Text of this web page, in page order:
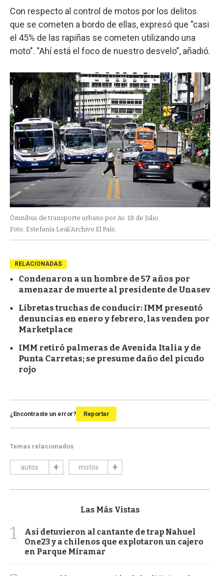
Con respecto al control de motos por los delitos
que se cometen a bordo de ellas, expresó que "casi
el 45% de las rapiñas se cometen utilizando una
moto". "Ahí está el foco de nuestro desvelo", añadió.
Ómnibus de transporte urbano por Av. 18 de Julio.
Foto: Estefanía Leal/Archivo El País.
RELACIONADAS
Condenaron a un hombre de 57 años por
amenazar de muerte al presidente de Unasev
Libretas truchas de conducir: IMM presentó
denuncias en enero y febrero, las venden por
Marketplace
IMM retiró palmeras de Avenida Italia y de
Punta Carretas; se presume daño del picudo
rojo
¿Encontraste un error? Reportar
Temas relacionados
autos motos
Las Más Vistas
1
Así detuvieron al cantante de trap Nahuel
One23 y a chilenos que explotaron un cajero
en Parque Miramar